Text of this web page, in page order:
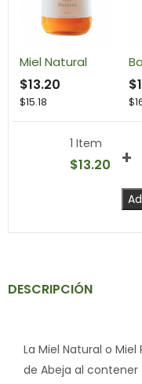
Miel Natural
$13.20
$15.18
$
$
1 Item
$13.20
DESCRIPCIÓN
La Miel Natural o Miel
de Abeja al contener